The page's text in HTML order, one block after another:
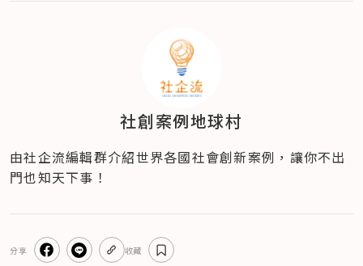
社創案例地球村
由社企流編輯群介紹世界各國社會創新案例，讓你不出
門也知天下事！
分享 收藏